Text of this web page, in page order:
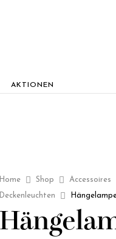
AKTIONEN
Home Shop Accessoires
Deckenleuchten